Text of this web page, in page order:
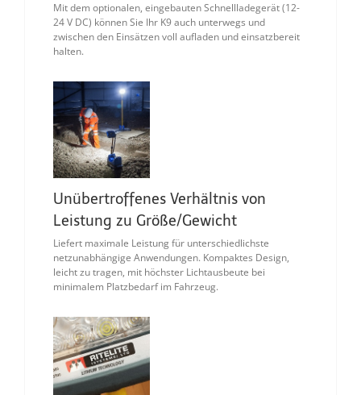
Mit dem optionalen, eingebauten Schnellladegerät (12-
24 V DC) können Sie Ihr K9 auch unterwegs und
zwischen den Einsätzen voll aufladen und einsatzbereit
halten.
Unübertroffenes Verhältnis von
Leistung zu Größe/Gewicht
Liefert maximale Leistung für unterschiedlichste
netzunabhängige Anwendungen. Kompaktes Design,
leicht zu tragen, mit höchster Lichtausbeute bei
minimalem Platzbedarf im Fahrzeug.